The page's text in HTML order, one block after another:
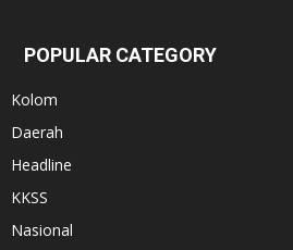
POPULAR CATEGORY
Kolom
Daerah
Headline
KKSS
Nasional